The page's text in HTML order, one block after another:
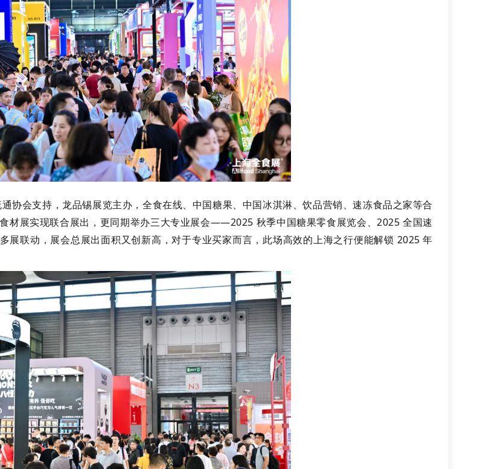
协会支持，龙品锡展览主办，全食在线、中国糖果、中国冰淇淋、饮品营销、速冻食品之家等合
材展实现联合展出，更同期举办三大专业展会——2025 秋季中国糖果零食展览会、2025 全国速
展联动，展会总展出面积又创新高，对于专业买家而言，此场高效的上海之行便能解锁 2025 年